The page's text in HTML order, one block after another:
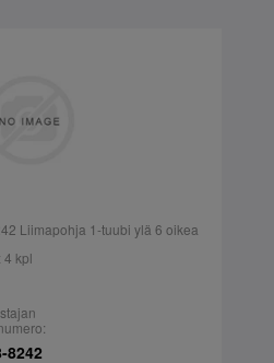
Liimapohja 1-tuubi ylä 6 oikea
4 kpl
8242